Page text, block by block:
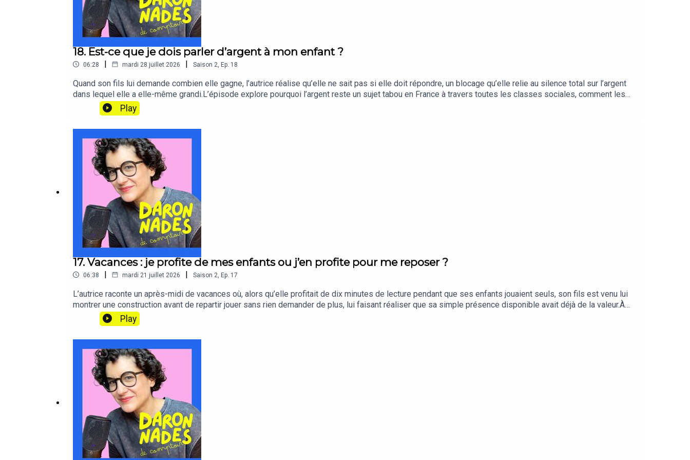
18. Est-ce que je dois parler d’argent à mon enfant ?
06:28 | mardi 28 juillet 2026 | Saison 2 Ep. 18
Quand son fils lui demande combien elle gagne, l’autrice réalise qu’elle ne sait pas si elle doit répondre, un blocage qu’elle relie au silence total sur l’argent
dans lequel elle a elle-même grandi.L’épisode explore pourquoi l’argent reste un sujet tabou en France à travers toutes les classes sociales, comment les
enfants construisent malgré tout des croyances sur l’argent dès le plus jeune âge à partir de ce qu’ils observent plutôt que de ce qu’on leur dit, et comment
elle a commencé à intégrer l’argent dans des conversations ordinaires plutôt que dans un grand discours ou dans un silence gêné.Sources : travaux du
Play
17. Vacances : je profite de mes enfants ou j’en profite pour me reposer ?
06:38 | mardi 21 juillet 2026 | Saison 2 Ep. 17
L’autrice raconte un après-midi de vacances où, alors qu’elle profitait de dix minutes de lecture pendant que ses enfants jouaient seuls, son fils est venu lui
montrer une construction avant de repartir jouer sans rien demander de plus, lui faisant réaliser que sa simple présence disponible avait déjà de la valeur.À
partir de là, l’épisode explore la tension entre vouloir du temps avec ses enfants et vouloir du repos pendant les vacances, la performance parentale qui s’est
installée autour de l’été, et pourquoi une mère qui s’autorise à se reposer offre souvent une présence plus vraie qu’une mère épuisée qui a tout fait avec ses
leur ouvrage Emotional Contagion publié par Cambridge University Press en 1993.
Play